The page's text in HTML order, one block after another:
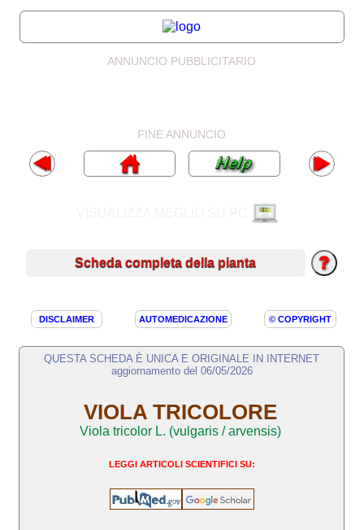
ANNUNCIO PUBBLICITARIO
FINE ANNUNCIO
Scheda completa della pianta
DISCLAIMER AUTOMEDICAZIONE © COPYRIGHT
QUESTA SCHEDA È UNICA E ORIGINALE IN INTERNET
aggiornamento del 06/05/2026
VIOLA TRICOLORE
Viola tricolor L. (vulgaris / arvensis)
LEGGI ARTICOLI SCIENTIFICI SU: